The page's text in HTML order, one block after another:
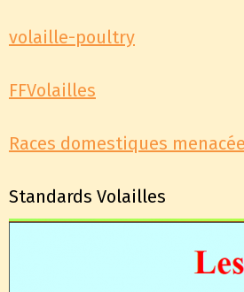
volaille-poultry
FFVolailles
Races domestiques
Standards Volailles